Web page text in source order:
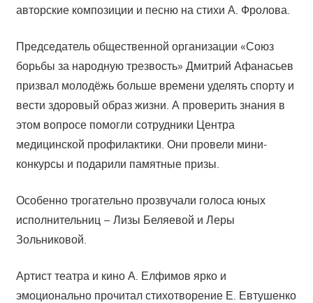
авторские композиции и песню на стихи А. Фролова.
Председатель общественной организации «Союз
борьбы за народную трезвость» Дмитрий Афанасьев
призвал молодёжь больше времени уделять спорту и
вести здоровый образ жизни. А проверить знания в
этом вопросе помогли сотрудники Центра
медицинской профилактики. Они провели мини-
конкурсы и подарили памятные призы.
Особенно трогательно прозвучали голоса юных
исполнительниц – Лизы Беляевой и Леры
Зольниковой.
Артист театра и кино А. Елфимов ярко и
эмоционально прочитал стихотворение Е. Евтушенко